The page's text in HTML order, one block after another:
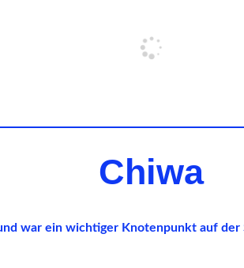
Chiwa
war ein wichtiger Knotenpunkt auf